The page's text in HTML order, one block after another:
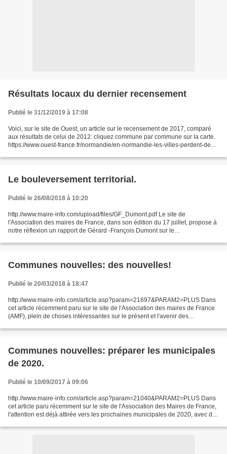
Résultats locaux du dernier recensement
Publié le 31/12/2019 à 17:08
Voici, sur le site de Ouest, un article sur le recensement de 2017, comparé
aux résultats de celui de 2012: cliquez commune par commune sur la carte.
https://www.ouest-france.fr/normandie/en-normandie-les-villes-perdent-des-
Le bouleversement territorial.
Publié le 26/08/2018 à 10:20
http://www.maire-info.com/upload/files/GF_Dumont.pdf Le site de
l'Association des maires de France, dans son édition du 17 juillet, propose à
notre réflexion un rapport de Gérard -François Dumont sur le
Communes nouvelles: des nouvelles!
Publié le 20/03/2018 à 18:47
http://www.maire-info.com/article.asp?param=21697&PARAM2=PLUS Dans
cet article récemment paru sur le site de l'Association des maires de France
(AMF), plein de choses intéressantes sur le présent et l'avenir des
Communes nouvelles: préparer les municipales
de 2020.
Publié le 10/09/2017 à 09:06
http://www.maire-info.com/article.asp?param=21040&PARAM2=PLUS Dans
cet article paru récemment sur le site de l'Association des Maires de France,
l'attention est déjà attirée vers les prochaines municipales de 2020, avec des